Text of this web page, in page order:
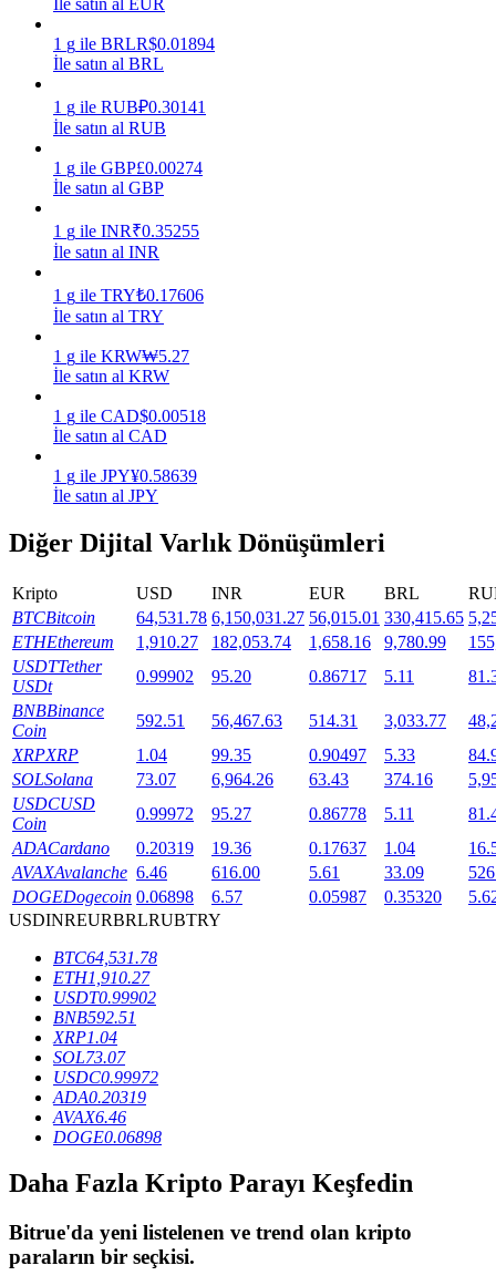
Power Piggy
Günlük rekabetçi ödüller kazanın
Yüksek getiri ve anında erişim
Launchpool
Popüler token'lar kazanmak için esnek staking
BTR Kilitleme
BTR sahiplerine özel yatırımlar
Krediler
1 g ile BRLR$0.01894
İle satın al BRL
1 g ile RUB₽0.30141
İle satın al RUB
1 g ile GBP£0.00274
İle satın al GBP
1 g ile INR₹0.35255
İle satın al INR
1 g ile TRY₺0.17606
İle satın al TRY
1 g ile KRW₩5.27
İle satın al KRW
1 g ile CAD$0.00518
İle satın al CAD
1 g ile JPY¥0.58639
İle satın al JPY
Diğer Dijital Varlık Dönüşümleri
Kripto USD INR EUR BRL
BTCBitcoin 64,531.78 6,150,031.27 56,015.01 330,415.65
ETHEthereum 1,910.27 182,053.74 1,658.16 9,780.99
USDTTether
USDt
0.99902 95.20 0.86717 5.11
BNBBinance
Coin
592.51 56,467.63 514.31 3,033.77
XRPXRP 1.04 99.35 0.90497 5.33
SOLSolana 73.07 6,964.26 63.43 374.16
USDCUSD
Coin
0.99972 95.27 0.86778 5.11
ADACardano 0.20319 19.36 0.17637 1.04
AVAXAvalanche 6.46 616.00 5.61 33.09
DOGEDogecoin 0.06898 6.57 0.05987 0.35320
USDINREURBRLRUBTRY
BTC64,531.78
ETH1,910.27
USDT0.99902
BNB592.51
XRP1.04
SOL73.07
USDC0.99972
ADA0.20319
AVAX6.46
DOGE0.06898
Daha Fazla Kripto Parayı Keşfedin
Bitrue'da yeni listelenen ve trend olan kripto
paraların bir seçkisi.